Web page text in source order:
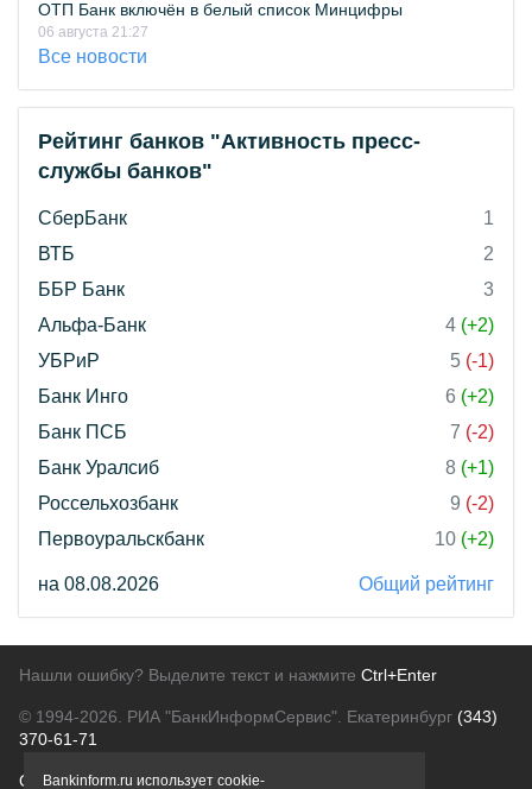
ОТП Банк включён в белый список Минцифры
06 августа 21:27
Все новости
Рейтинг банков "Активность пресс-
службы банков"
СберБанк
1
ВТБ
2
ББР Банк
3
Альфа-Банк
4 (+2)
УБРиР
5 (-1)
Банк Инго
6 (+2)
Банк ПСБ
7 (-2)
Банк Уралсиб
8 (+1)
Россельхозбанк
9 (-2)
Первоуральскбанк
10 (+2)
на 08.08.2026 Общий рейтинг
Нашли ошибку? Выделите текст и нажмите Ctrl+Enter
© 1994-2026. РИА "БанкИнформСервис". Екатеринбург (343)
370-61-71
О проектеПолитика конфиденциальности
Bankinform.ru использует cookie-